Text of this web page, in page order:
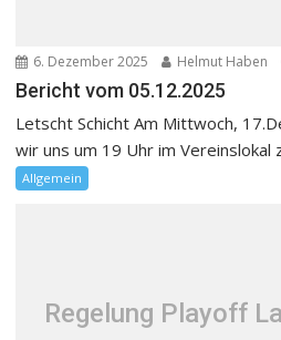
6. Dezember 2025 Helmut Haben
Bericht vom 05.12.2025
Letscht Schicht Am Mittwoch,
wir uns um 19 Uhr im Vereinslokal
Allgemein
Regelung Playoff